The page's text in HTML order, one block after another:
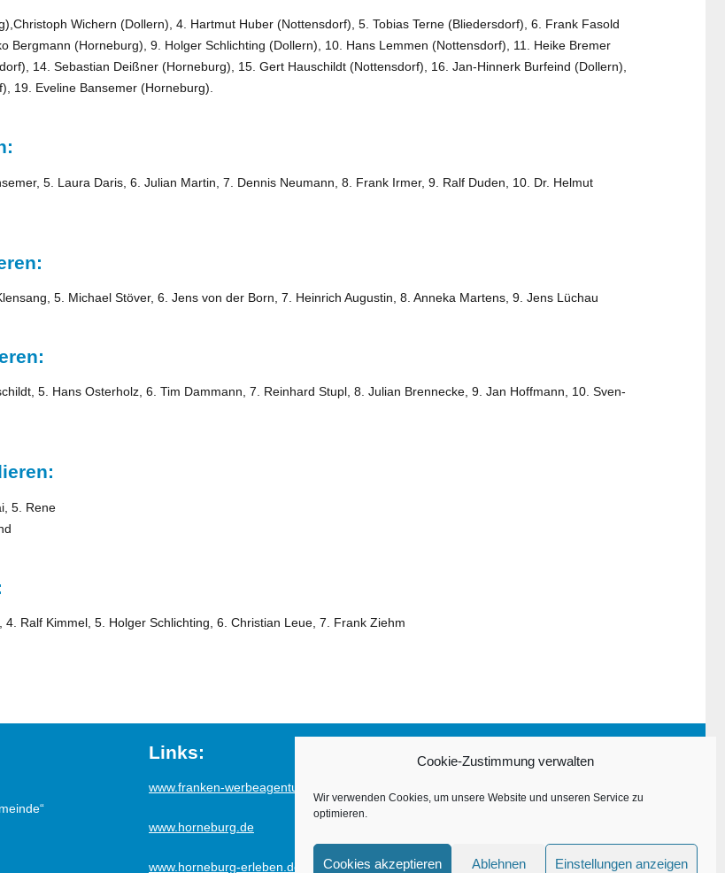
Cookie-Zustimmung verwalten
Wir verwenden Cookies, um unsere Website und unseren Service zu
optimieren.
Cookies akzeptieren Ablehnen Einstellungen anzeigen
Wichern (Dollern), 4. Hartmut Huber (Nottensdorf), 5. Tobias Terne (Bliedersdorf), 6. Frank Fasold
Bergmann (Horneburg), 9. Holger Schlichting (Dollern), 10. Hans Lemmen (Nottensdorf), 11. Heike Bremer
14. Sebastian Deißner (Horneburg), 15. Gert Hauschildt (Nottensdorf), 16. Jan-Hinnerk Burfeind (Dollern),
19. Eveline Bansemer (Horneburg).
5. Laura Daris, 6. Julian Martin, 7. Dennis Neumann, 8. Frank Irmer, 9. Ralf Duden, 10. Dr. Helmut
5. Michael Stöver, 6. Jens von der Born, 7. Heinrich Augustin, 8. Anneka Martens, 9. Jens Lüchau
5. Hans Osterholz, 6. Tim Dammann, 7. Reinhard Stupl, 8. Julian Brennecke, 9. Jan Hoffmann, 10. Sven-
5. Rene
Ralf Kimmel, 5. Holger Schlichting, 6. Christian Leue, 7. Frank Ziehm
Links:
www.franken-werbeagentur.de
www.horneburg.de
www.horneburg-erleben.de
Datenschutzerklärung